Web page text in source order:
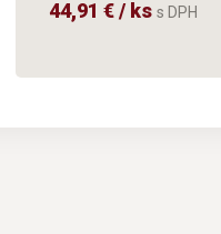
44,91 € / ks s DPH